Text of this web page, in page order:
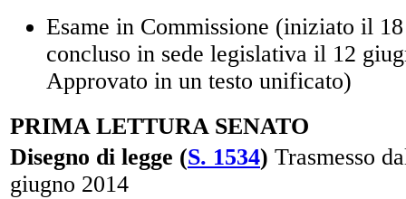
Esame in Commissione (iniziato il
concluso in sede legislativa il 12
Approvato in un testo unificato)
PRIMA LETTURA SENATO
Disegno di legge (S. 1534) Trasmesso
giugno 2014